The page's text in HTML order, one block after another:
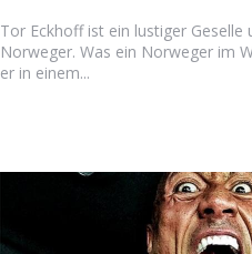
Tor Eckhoff ist ein lustiger Geselle
Norweger. Was ein Norweger im
er in einem...